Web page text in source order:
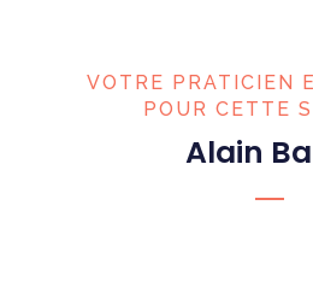
VOTRE PRATICIEN
POUR CETTE
Alain